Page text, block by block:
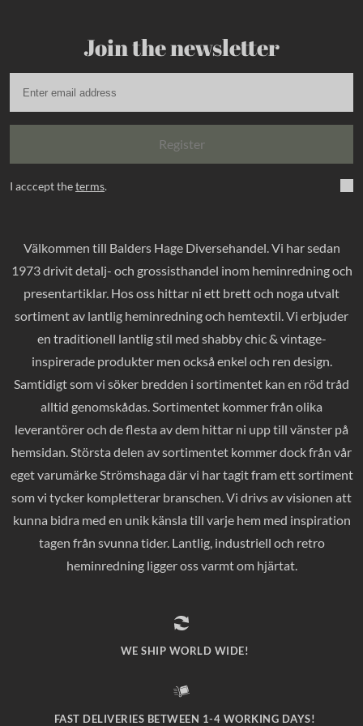
Join the newsletter
Register
I acccept theterms.
Välkommen till Balders Hage Diversehandel. Vi har sedan
1973 drivit detalj- och grossisthandel inom heminredning och
presentartiklar. Hos oss hittar ni ett brett och noga utvalt
sortiment av lantlig heminredning och hemtextil. Vi erbjuder
en traditionell lantlig stil med shabby chic & vintage-
inspirerade produkter men också enkel och ren design.
Samtidigt som vi söker bredden i sortimentet kan en röd tråd
alltid genomskådas. Sortimentet kommer från olika
leverantörer och de flesta av dem hittar ni upp till vänster på
hemsidan. Största delen av sortimentet kommer dock från vår
eget varumärke Strömshaga där vi har tagit fram ett sortiment
som vi tycker kompletterar branschen. Vi drivs av visionen att
kunna bidra med en unik känsla till varje hem med inspiration
tagen från svunna tider. Lantlig, industriell och retro
heminredning ligger oss varmt om hjärtat.
WE SHIP WORLD WIDE!
FAST DELIVERIES BETWEEN 1-4 WORKING DAYS!